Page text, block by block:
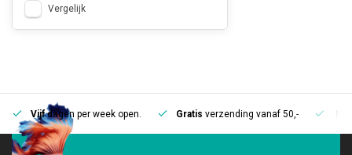
Vergelijk
Vijfdagen per week open. Gratis verzending vanaf 50,-